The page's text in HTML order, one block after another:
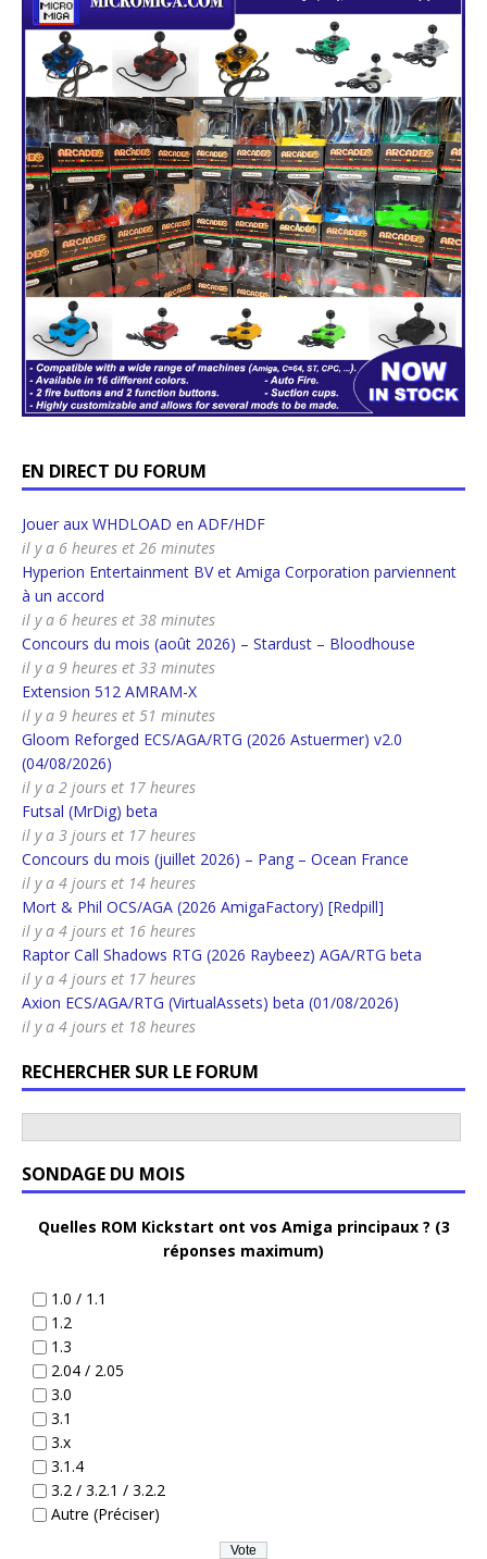
EN DIRECT DU FORUM
Jouer aux WHDLOAD en ADF/HDF
il y a 6 heures et 26 minutes
Hyperion Entertainment BV et Amiga Corporation parviennent
à un accord
il y a 6 heures et 38 minutes
Concours du mois (août 2026) – Stardust – Bloodhouse
il y a 9 heures et 33 minutes
Extension 512 AMRAM-X
il y a 9 heures et 51 minutes
Gloom Reforged ECS/AGA/RTG (2026 Astuermer) v2.0
(04/08/2026)
il y a 2 jours et 17 heures
Futsal (MrDig) beta
il y a 3 jours et 17 heures
Concours du mois (juillet 2026) – Pang – Ocean France
il y a 4 jours et 14 heures
Mort & Phil OCS/AGA (2026 AmigaFactory) [Redpill]
il y a 4 jours et 16 heures
Raptor Call Shadows RTG (2026 Raybeez) AGA/RTG beta
il y a 4 jours et 17 heures
Axion ECS/AGA/RTG (VirtualAssets) beta (01/08/2026)
il y a 4 jours et 18 heures
RECHERCHER SUR LE FORUM
SONDAGE DU MOIS
Quelles ROM Kickstart ont vos Amiga principaux ? (3
réponses maximum)
1.0 / 1.1
1.2
1.3
2.04 / 2.05
3.0
3.1
3.x
3.1.4
3.2 / 3.2.1 / 3.2.2
Autre (Préciser)